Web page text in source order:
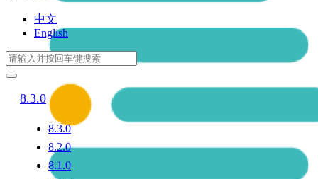
中文
English
8.3.0
8.3.0
8.2.0
8.1.0